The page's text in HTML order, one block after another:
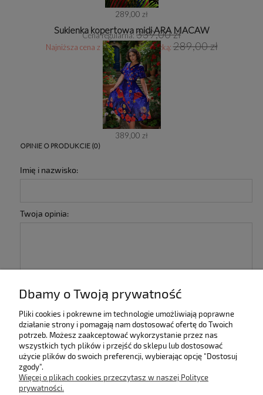
289,00 zł
Cena regularna: 339,00 zł
Najniższa cena z 30 dni przed obniżką:289,00 zł
Sukienka kopertowa midi ARA MACAW
389,00 zł
OPINIE O PRODUKCIE (0)
Imię i nazwisko:
Twoja opinia:
INFORMACJE
Dbamy o Twoją prywatność
Pliki cookies i pokrewne im technologie umożliwiają poprawne
działanie strony i pomagają nam dostosować ofertę do Twoich
potrzeb. Możesz zaakceptować wykorzystanie przez nas
wszystkich tych plików i przejść do sklepu lub dostosować
użycie plików do swoich preferencji, wybierając opcję "Dostosuj
zgody".
Więcej o plikach cookies przeczytasz w naszej Polityce
prywatności.